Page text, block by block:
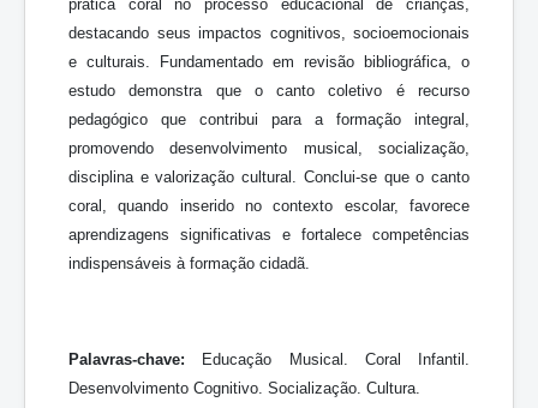
prática coral no processo educacional de crianças,
destacando seus impactos cognitivos, socioemocionais
e culturais. Fundamentado em revisão bibliográfica, o
estudo demonstra que o canto coletivo é recurso
pedagógico que contribui para a formação integral,
promovendo desenvolvimento musical, socialização,
disciplina e valorização cultural. Conclui-se que o canto
coral, quando inserido no contexto escolar, favorece
aprendizagens significativas e fortalece competências
indispensáveis à formação cidadã.
Palavras-chave: Educação Musical. Coral Infantil.
Desenvolvimento Cognitivo. Socialização. Cultura.